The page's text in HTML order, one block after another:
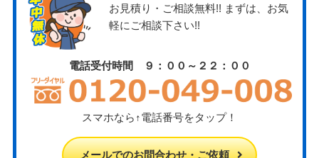
お見積り・ご相談無料!! まずは、お気
軽にご相談下さい!!
電話受付時間 ９：００～２２：００
スマホなら↑電話番号をタップ！
メールでのお問合わせ・ご依頼